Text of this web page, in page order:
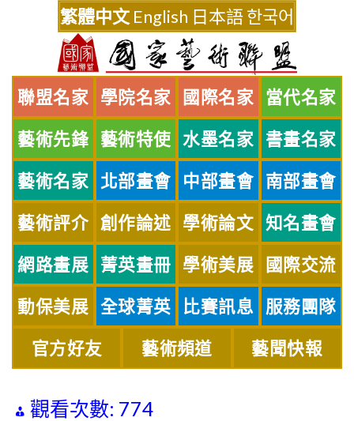
繁體中文 English 日本語한국어
聯盟名家 學院名家 國際名家 當代名家
藝術先鋒 藝術特使 水墨名家 書畫名家
藝術名家 北部畫會 中部畫會 南部畫會
藝術評介 創作論述 學術論文 知名畫會
網路畫展 菁英畫冊 學術美展 國際交流
動保美展 全球菁英 比賽訊息 服務團隊
官方好友 藝術頻道 藝聞快報
觀看次數: 774